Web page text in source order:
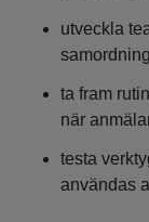
utveckla
ta fram
när
testa
användas